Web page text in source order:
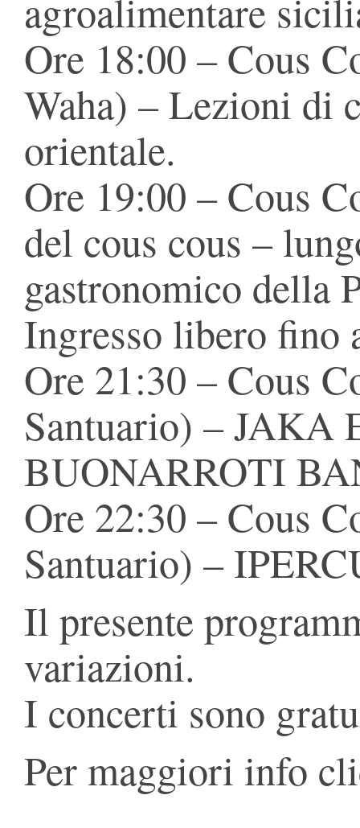
agroalimentare
Ore 18:00 – Cous
Waha) – Lezioni di
orientale.
Ore 19:00 – Cous
del cous cous –
gastronomico della
Ingresso libero fino
Ore 21:30 – Cous
Santuario) –
BUONARROTI
Ore 22:30 – Cous
Santuario) –
Il presente
variazioni.
I concerti sono
Per maggiori info